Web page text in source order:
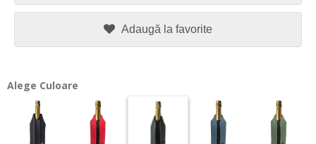
Adaugă la favorite
Alege Culoare